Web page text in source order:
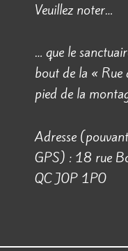
Veuillez noter…
… que le
bout de la « Rue
pied de la
Adresse
GPS) : 18 rue
QC J0P 1P0